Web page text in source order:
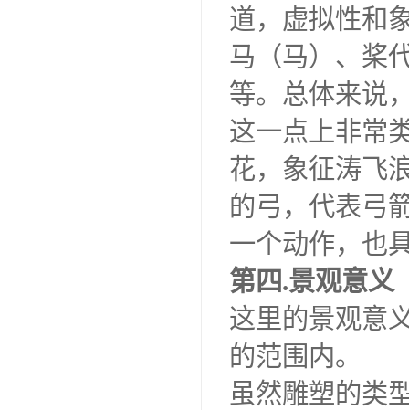
道，虚拟性和
马（马）、桨
等。总体来说
这一点上非常
花，象征涛飞
的弓，代表弓
一个动作，也
第四.景观意义
这里的景观意
的范围内。
虽然雕塑的类